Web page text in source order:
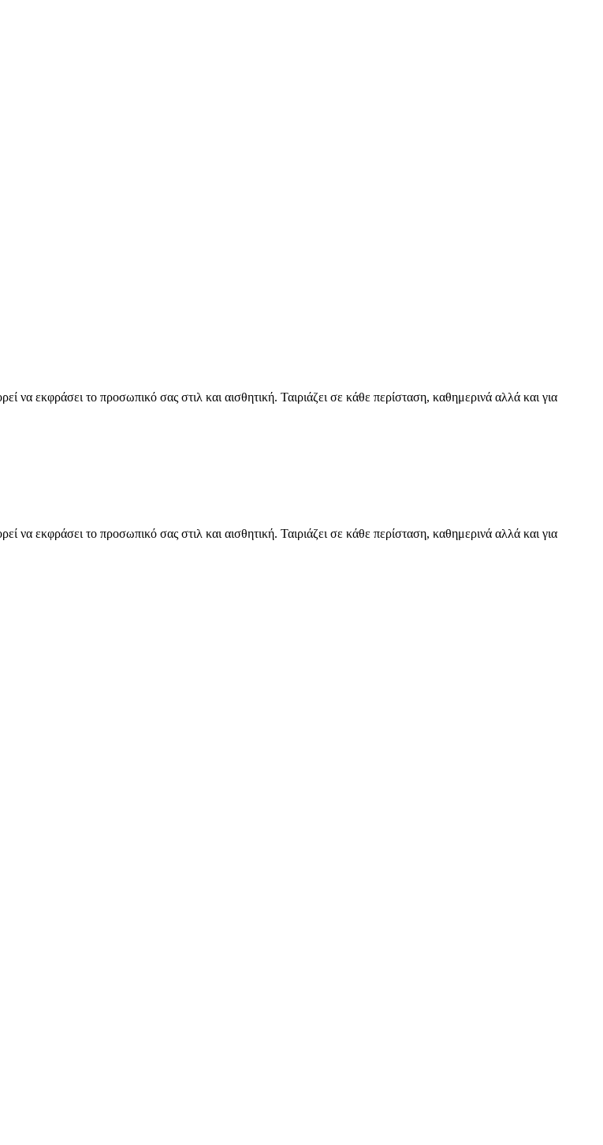
εκφράσει το προσωπικό σας στιλ και αισθητική. Ταιριάζει σε κάθε περίσταση, καθημερινά αλλά και για
εκφράσει το προσωπικό σας στιλ και αισθητική. Ταιριάζει σε κάθε περίσταση, καθημερινά αλλά και για